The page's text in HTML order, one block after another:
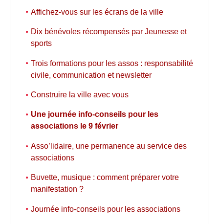
Affichez-vous sur les écrans de la ville
Dix bénévoles récompensés par Jeunesse et
sports
Trois formations pour les assos : responsabilité
civile, communication et newsletter
Construire la ville avec vous
Une journée info-conseils pour les
associations le 9 février
Asso’lidaire, une permanence au service des
associations
Buvette, musique : comment préparer votre
manifestation ?
Journée info-conseils pour les associations